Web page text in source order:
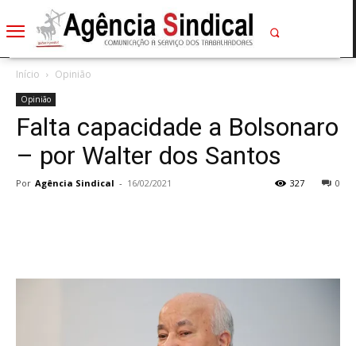
Início Opinião
Opinião
Falta capacidade a Bolsonaro
– por Walter dos Santos
Por Agência Sindical - 16/02/2021 0
327